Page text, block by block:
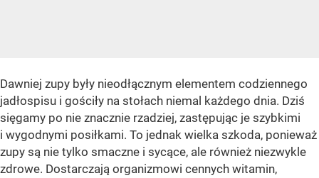
Dawniej zupy były nieodłącznym elementem codziennego
jadłospisu i gościły na stołach niemal każdego dnia. Dziś
sięgamy po nie znacznie rzadziej, zastępując je szybkimi
i wygodnymi posiłkami. To jednak wielka szkoda, ponieważ
zupy są nie tylko smaczne i sycące, ale również niezwykle
zdrowe. Dostarczają organizmowi cennych witamin,